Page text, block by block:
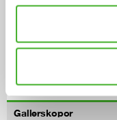
Gallerskopor